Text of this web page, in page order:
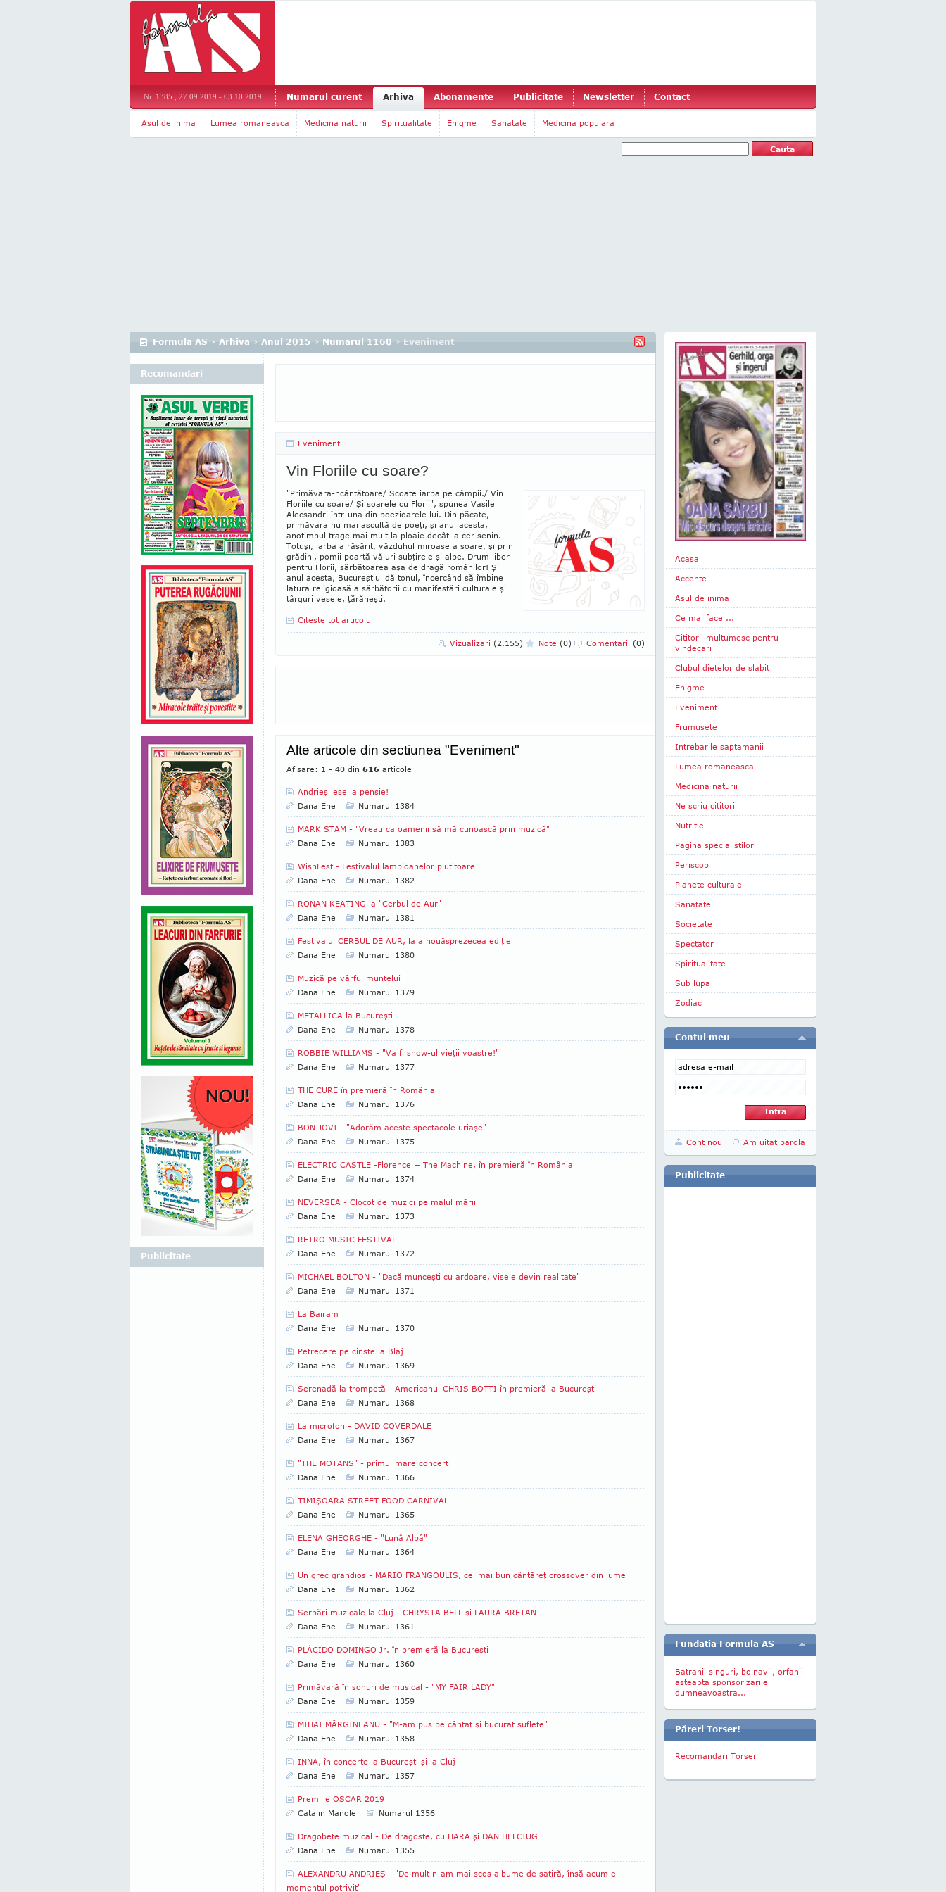
Nr. 1385 , 27.09.2019 - 03.10.2019 Numarul curent Arhiva Abonamente Publicitate Newsletter Contact
Asul de inima Lumea romaneasca Medicina naturii Spiritualitate Enigme Sanatate Medicina populara
Formula AS › Arhiva › Anul 2015 › Numarul 1160 › Eveniment
Eveniment
Vin Floriile cu soare?
"Primăvara-ncântătoare/ Scoate iarba pe câmpii./ Vin
Floriile cu soare/ Şi soarele cu Florii", spunea Vasile
Alecsandri într-una din poezioarele lui. Din păcate,
primăvara nu mai ascultă de poeţi, şi anul acesta,
anotimpul trage mai mult la ploaie decât la cer senin.
Totuşi, iarba a răsă­rit, văzduhul miroase a soare, şi prin
grădini, po­mii poartă văluri subţirele şi albe. Drum liber
pentru Flo­rii, sărbătoarea aşa de dragă românilor! Şi
anul aces­ta, Bucureştiul dă tonul, încercând să îmbine
latura religioasă a sărbătorii cu manifestări culturale şi
târ­guri vesele, ţărăneşti.
Citeste tot articolul
Vizualizari (2.155) Note (0) Comentarii (0)
Alte articole din sectiunea "Eveniment"
Afisare: 1 - 40 din 616 articole
Andrieş iese la pensie!
Dana Ene
Numarul 1384
MARK STAM - "Vreau ca oamenii să mă cunoască prin muzică"
Dana Ene
Numarul 1383
WishFest - Festivalul lampioanelor plutitoare
Dana Ene
Numarul 1382
RONAN KEATING la "Cerbul de Aur"
Dana Ene
Numarul 1381
Festivalul CERBUL DE AUR, la a nouăsprezecea ediţie
Dana Ene
Numarul 1380
Muzică pe vârful muntelui
Dana Ene
Numarul 1379
METALLICA la Bucureşti
Dana Ene
Numarul 1378
ROBBIE WILLIAMS - "Va fi show-ul vieţii voastre!"
Dana Ene
Numarul 1377
THE CURE în premieră în România
Dana Ene
Numarul 1376
BON JOVI - "Adorăm aceste spectacole uriaşe"
Dana Ene
Numarul 1375
ELECTRIC CASTLE -Florence + The Machine, în premieră în România
Dana Ene
Numarul 1374
NEVERSEA - Clocot de muzici pe malul mării
Dana Ene
Numarul 1373
RETRO MUSIC FESTIVAL
Dana Ene
Numarul 1372
MICHAEL BOLTON - "Dacă munceşti cu ardoare, visele devin realitate"
Dana Ene
Numarul 1371
La Bairam
Dana Ene
Numarul 1370
Petrecere pe cinste la Blaj
Dana Ene
Numarul 1369
Serenadă la trompetă - Americanul CHRIS BOTTI în premieră la Bucureşti
Dana Ene
Numarul 1368
La microfon - DAVID COVERDALE
Dana Ene
Numarul 1367
"THE MOTANS" - primul mare concert
Dana Ene
Numarul 1366
TIMIŞOARA STREET FOOD CARNIVAL
Dana Ene
Numarul 1365
ELENA GHEORGHE - "Lunâ Albâ"
Dana Ene
Numarul 1364
Un grec grandios - MARIO FRANGOULIS, cel mai bun cântăreţ crossover din lume
Dana Ene
Numarul 1362
Serbări muzicale la Cluj - CHRYSTA BELL şi LAURA BRETAN
Dana Ene
Numarul 1361
PLÁCIDO DOMINGO Jr. în premieră la Bucureşti
Dana Ene
Numarul 1360
Primăvară în sonuri de musical - "MY FAIR LADY"
Dana Ene
Numarul 1359
MIHAI MĂRGINEANU - "M-am pus pe cântat şi bucurat suflete"
Dana Ene
Numarul 1358
INNA, în concerte la Bucureşti şi la Cluj
Dana Ene
Numarul 1357
Premiile OSCAR 2019
Catalin Manole
Numarul 1356
Dragobete muzical - De dragoste, cu HARA şi DAN HELCIUG
Dana Ene
Numarul 1355
ALEXANDRU ANDRIEŞ - "De mult n-am mai scos albume de satiră, însă acum e
momentul potrivit"
Recomandari
Publicitate
Acasa
Accente
Asul de inima
Ce mai face ...
Cititorii multumesc pentru
vindecari
Clubul dietelor de slabit
Enigme
Eveniment
Frumusete
Intrebarile saptamanii
Lumea romaneasca
Medicina naturii
Ne scriu cititorii
Nutritie
Pagina specialistilor
Periscop
Planete culturale
Sanatate
Societate
Spectator
Spiritualitate
Sub lupa
Zodiac
Contul meu
Cont nou Am uitat parola
Publicitate
Fundatia Formula AS
Batranii singuri, bolnavii, orfanii
asteapta sponsorizarile
dumneavoastra...
Păreri Torser!
Recomandari Torser